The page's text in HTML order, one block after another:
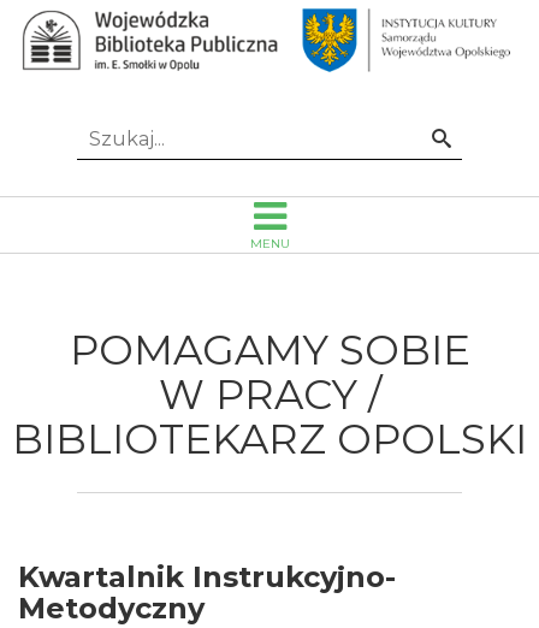
-
Wojewódzka
Biblioteka
Publiczna
Smołki
Opolu
Idź
Szukaj...
MENU
POMAGAMY SOBIE
W PRACY /
BIBLIOTEKARZ OPOLSKI
Kwartalnik Instrukcyjno-
Metodyczny